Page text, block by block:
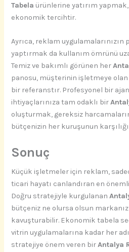
Tabela ürünlerine yatırım
ekonomik tercihtir.
Ayrıca, reklam uygulamalarınızın
yaptırmak da kullanım ömrünü
Temiz ve bakımlı görünen her
panosu, müşterinin işletmeye
bir referanstır. Profesyonel bir
ihtiyaçlarınıza tam odaklı bir
oluşturmak, gereksiz
bütçenizin her kuruşunun
Sonuç
Küçük işletmeler için reklam,
ticari hayatı canlandıran en
Doğru stratejiyle kurgulanan
bütçeniz ne olursa olsun
kavuşturabilir. Ekonomik tabela
vitrin uygulamalarına kadar her
stratejiye önem veren birAntalya